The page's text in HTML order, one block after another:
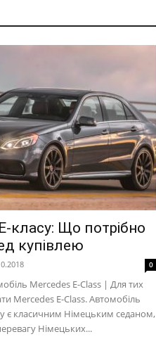
класу: Що потрібно
купівлею
0
Mercedes E-Class | Для тих
Mercedes E-Class. Автомобіль
є класичним Німецьким седаном,
Німецьких...